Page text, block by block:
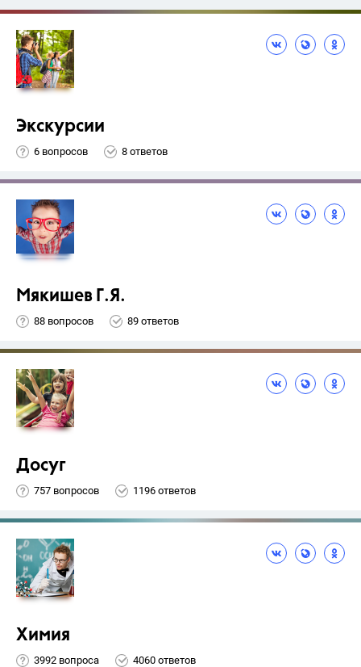
Экскурсии
6 вопросов 8 ответов
Мякишев Г.Я.
88 вопросов 89 ответов
Досуг
757 вопросов 1196 ответов
Химия
3992 вопроса 4060 ответов